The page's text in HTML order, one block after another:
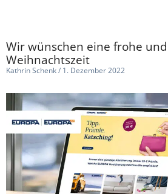
Wir wünschen eine frohe
Weihnachtszeit
Kathrin Schenk 1. Dezember 2022